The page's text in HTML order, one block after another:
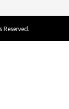
Reserved.